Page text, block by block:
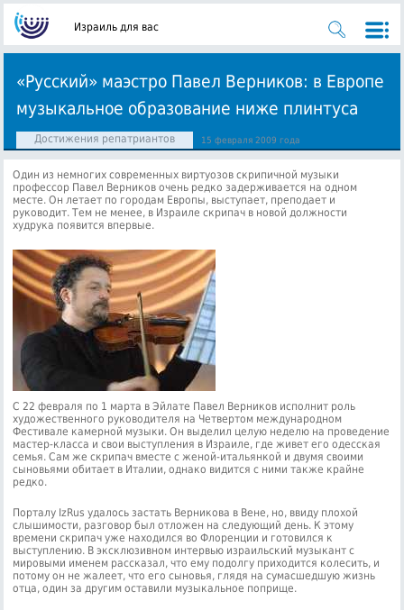
Израиль для вас
«Русский» маэстро Павел Верников: в Европе
музыкальное образование ниже плинтуса
Достижения репатриантов 15 февраля 2009 года
Один из немногих современных виртуозов скрипичной музыки
профессор Павел Верников очень редко задерживается на одном
месте. Он летает по городам Европы, выступает, преподает и
руководит.Тем не менее, в Израиле скрипач в новой должности
худрука появится впервые.
С 22 февраля по 1 марта в Эйлате Павел Верников исполнит роль
художественного руководителя на Четвертом международном
Фестивале камерной музыки. Он выделил целую неделю на проведение
мастер-класса и свои выступления в Израиле, где живет его одесская
семья. Сам же скрипач вместе с женой-итальянкой и двумя своими
сыновьями обитает в Италии, однако видится с ними также крайне
редко.
Порталу IzRus удалось застать Верникова в Вене, но, ввиду плохой
слышимости, разговор был отложен на следующий день. К этому
времени скрипач уже находился во Флоренции и готовился к
выступлению. В эксклюзивном интервью израильский музыкант с
мировыми именем рассказал, что ему подолгу приходится колесить, и
потому он не жалеет, что его сыновья, глядя на сумасшедшую жизнь
отца, один за другим оставили музыкальное поприще.